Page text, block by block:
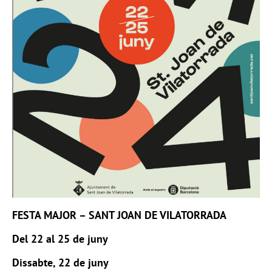
FESTA MAJOR – SANT JOAN DE VILATORRADA
Del 22 al 25 de juny
Dissabte, 22 de juny